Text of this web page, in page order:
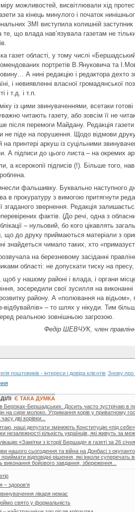
можливостей, висвітлювали хід
за кінець минулого і початок
ЗМІ виступила колишній
що влада нав’язувала газетам не
газет області, у тому числі
портретів В.Януковича та
А нині редакцію і редактора дехто
і невиявленні власної громадянської
і т.д. і т.п.
із цими звинуваченнями, всетаки
читають газету, або зовсім її не
після перемоги Майдану. Редакція
не піде на порушення. Щодо відмови
на принтері аркуш із суцільними
А підписи до цього листа – на окремих
а ксерокопії підписів (!). Більше того,
фальшивку. Буквально наступного
в прокуратуру з вимогою притягнути
згаданого звернення. Редакція
фактів. (До речі, одна з
– нульовий, бо кого цікавлять
що до друку приймаються матеріали з
знайдеться чимало таких, хто
на березневому засіданні
області: не допускати тиску на
у нашому районі і влада, і органи
зосередили свої зусилля на
району. А «полювання на
відбувайлів» – то шлях у нікуди. Тим
реальною зовнішньою загрозою.
Федір ШЕВЧУК, член
поштовиків - інтереси і довіра клієнтів Знову про
Є ТАКА ДУМКА
Бершадських. Досить часто зустрічаю в
на сире молоко. Утримання корів у приватному
дві корівки...
наші депутати змінюють Конституцію «під
незалежності кількість українців, які живуть за
«Замітки з історії Бершаді» в газеті за 26
нашого сьогодення та війна на Донбасі з
приймати відповідні рішення, які інколи
виконання бойового завдання, збереження...
– здоров’я
лікаря немає
свято у формальність